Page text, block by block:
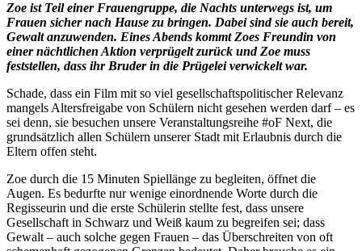
Zoe ist Teil einer Frauengruppe, die Nachts unterwegs ist, um
Frauen sicher nach Hause zu bringen. Dabei sind sie auch bereit,
Gewalt anzuwenden. Eines Abends kommt Zoes Freundin von
einer nächtlichen Aktion verprügelt zurück und Zoe muss
feststellen, dass ihr Bruder in die Prügelei verwickelt war.
Schade, dass ein Film mit so viel gesellschaftspolitischer Relevanz
mangels Altersfreigabe von Schülern nicht gesehen werden darf – es
sei denn, sie besuchen unsere Veranstaltungsreihe #oF Next, die
grundsätzlich allen Schülern unserer Stadt mit Erlaubnis durch die
Eltern offen steht.
Zoe durch die 15 Minuten Spiellänge zu begleiten, öffnet die
Augen. Es bedurfte nur wenige einordnende Worte durch die
Regisseurin und die erste Schülerin stellte fest, dass unsere
Gesellschaft in Schwarz und Weiß kaum zu begreifen sei; dass
Gewalt – auch solche gegen Frauen – das Überschreiten von oft